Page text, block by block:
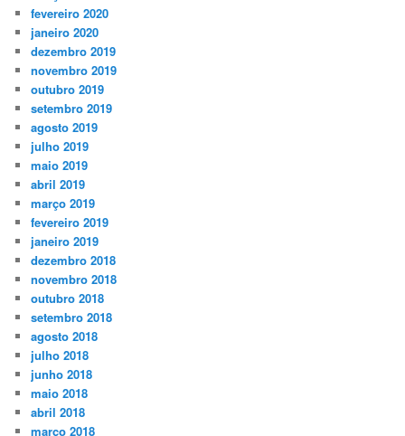
fevereiro 2020
janeiro 2020
dezembro 2019
novembro 2019
outubro 2019
setembro 2019
agosto 2019
julho 2019
maio 2019
abril 2019
março 2019
fevereiro 2019
janeiro 2019
dezembro 2018
novembro 2018
outubro 2018
setembro 2018
agosto 2018
julho 2018
junho 2018
maio 2018
abril 2018
março 2018